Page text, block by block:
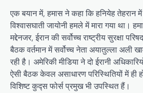
एक बयान में, हमास ने कहा कि हनियेह
विश्वासघाती जायोनी हमले में मारा गया था।
मद्देनजर, ईरान की सर्वोच्च राष्ट्रीय सुरक्षा
बैठक वर्तमान में सर्वोच्च नेता अयातुल्ला अली
रही है। अमेरिकी मीडिया ने दो ईरानी
ऐसी बैठक केवल असाधारण परिस्थितियों में
विशिष्ट कुद्स फोर्स प्रमुख भी उपस्थित हैं।